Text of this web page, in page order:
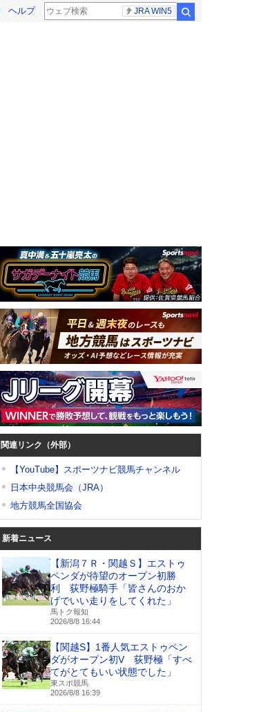
ヘルプ JRA WIN5
関連リンク（外部）
【YouTube】スポーツナビ競馬チャンネル
日本中央競馬会（JRA）
地方競馬全国協会
新着ニュース
【新潟７Ｒ・関越Ｓ】エストゥ
ペンダが待望のオープン初勝
利 荻野極騎手「皆さんのおか
げでいい走りをしてくれた」
馬トク報知
2026/8/8 16:44
【関越S】1番人気エストゥペン
ダがオープン初V 荻野極「すべ
てがとてもいい状態でした」
東スポ競馬
2026/8/8 16:39